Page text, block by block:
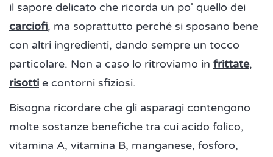
il sapore delicato che ricorda un po' quello dei
carciofi, ma soprattutto perché si sposano bene
con altri ingredienti, dando sempre un tocco
particolare. Non a caso lo ritroviamo in frittate,
risotti e contorni sfiziosi.
Bisogna ricordare che gli asparagi contengono
molte sostanze benefiche tra cui acido folico,
vitamina A, vitamina B, manganese, fosforo,